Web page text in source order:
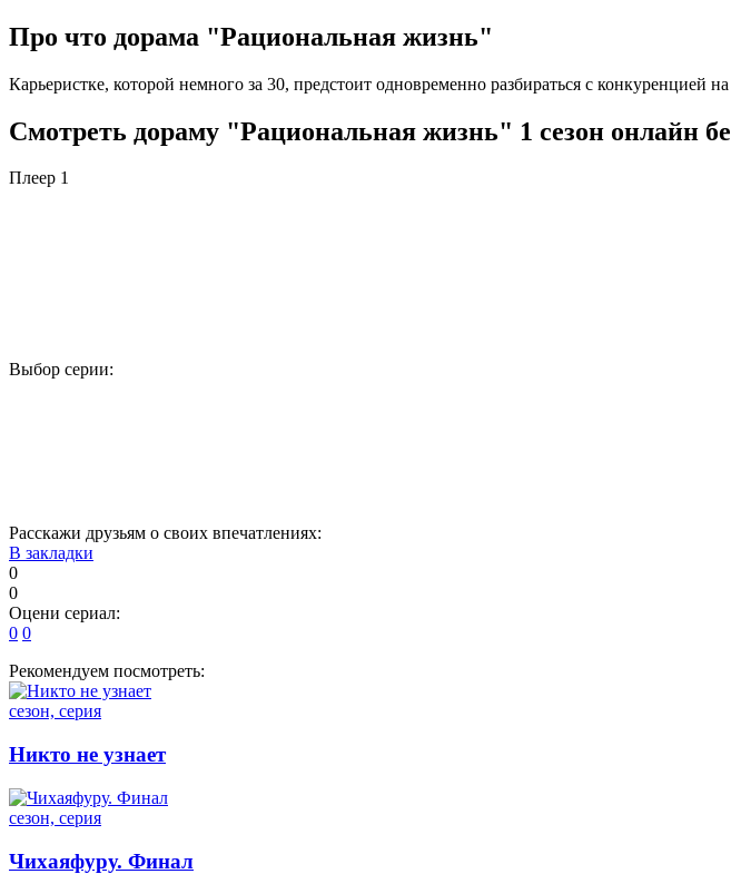
Про что дорама "Рациональная жизнь"
Карьеристке, которой немного за 30, предстоит одновременно разбираться с
Смотреть дораму "Рациональная жизнь" 1 сезон онлайн
Плеер 1
Выбор серии:
Расскажи друзьям о своих впечатлениях:
В закладки
0
0
Оцени сериал:
0 0
Рекомендуем посмотреть:
сезон, серия
Никто не узнает
сезон, серия
Чихаяфуру. Финал